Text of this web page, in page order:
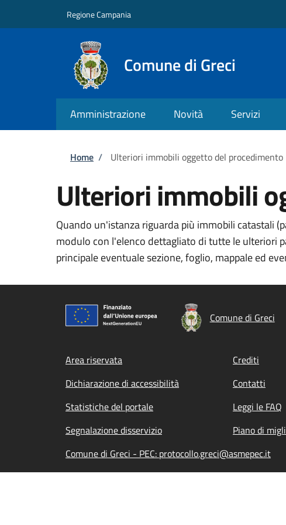
Regione Campania
Comune di Greci
Amministrazione Novità Servizi
Briciole di pane
Home / Ulteriori immobili oggetto del procedimento
Ulteriori immobili
Quando un'istanza riguarda più immobili catastali
modulo con l'elenco dettagliato di tutte le ulteriori
principale eventuale sezione, foglio, mappale ed
Comune di Greci
Footer menu
Area riservata Crediti
Dichiarazione di accessibilità
Contatti
Statistiche del portale
Leggi le FAQ
Segnalazione disservizio
Piano di
Comune di Greci - PEC: protocollo.greci@asmepec.it